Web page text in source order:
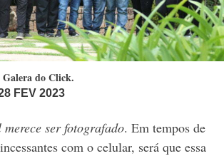
Galera do Click.
FEV 2023
merece ser fotografado. Em tempos de
com o celular, será que essa